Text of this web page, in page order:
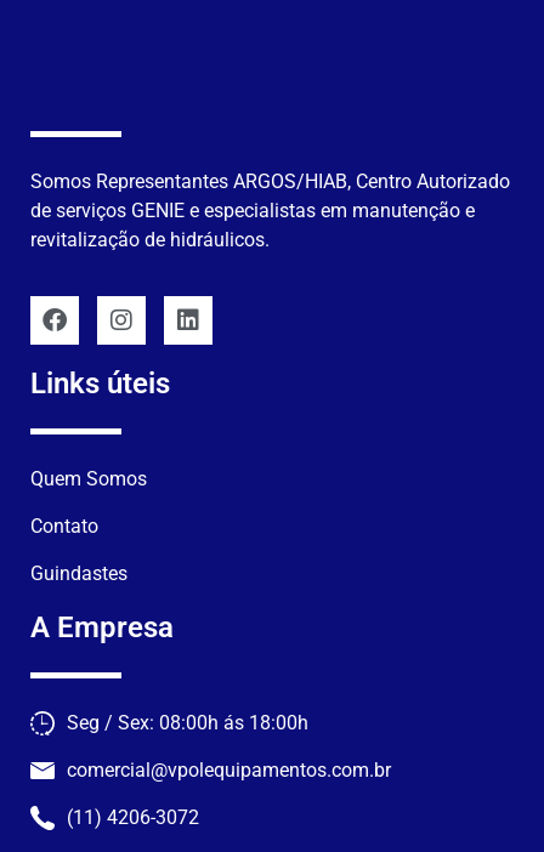
Somos Representantes ARGOS/HIAB, Centro Autorizado
de serviços GENIE e especialistas em manutenção e
revitalização de hidráulicos.
Links úteis
Quem Somos
Contato
Guindastes
A Empresa
Seg / Sex: 08:00h ás 18:00h
comercial@vpolequipamentos.com.br
(11) 4206-3072